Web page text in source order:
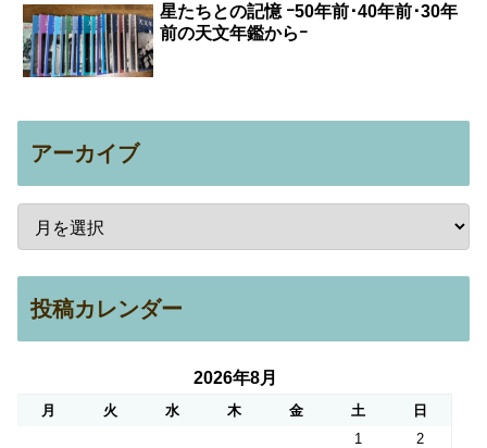
星たちとの記憶 ｰ50年前･40年前･30年
前の天文年鑑からｰ
アーカイブ
投稿カレンダー
2026年8月
月 火 水 木 金 土
日
1
2